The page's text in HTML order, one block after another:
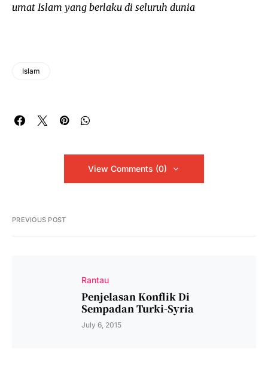
umat Islam yang berlaku di seluruh dunia
Islam
View Comments (0)
PREVIOUS POST
Rantau
Penjelasan Konflik Di
Sempadan Turki-Syria
July 6, 2015